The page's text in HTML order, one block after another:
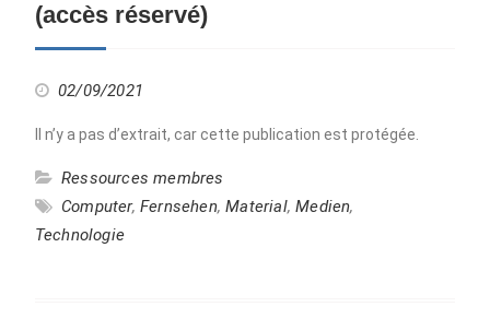
(accès réservé)
02/09/2021
Il n’y a pas d’extrait, car cette publication est protégée.
Ressources membres
Computer, Fernsehen,Material,Medien,
Technologie